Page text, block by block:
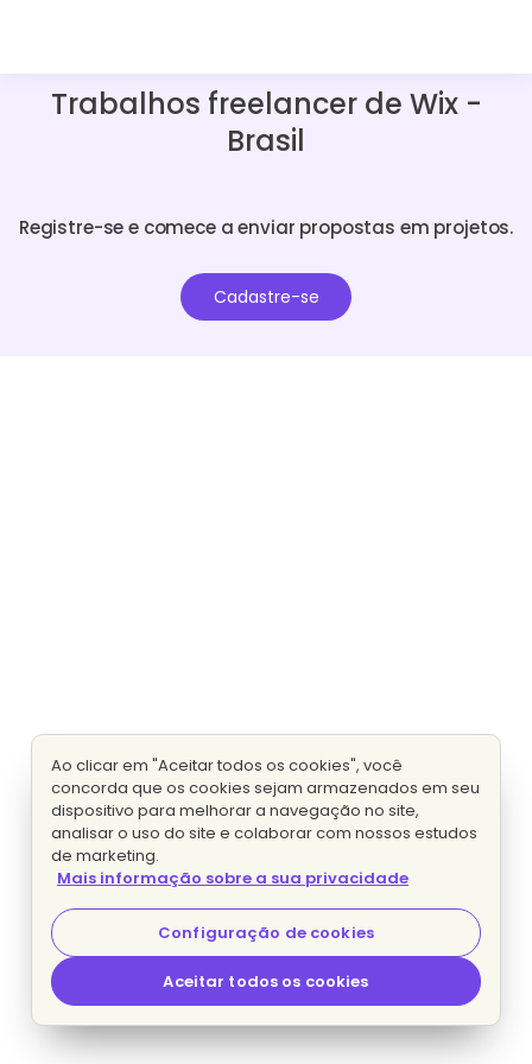
Trabalhos freelancer de Wix -
Brasil
Registre-se e comece a enviar propostas em projetos.
Cadastre-se
Ao clicar em "Aceitar todos os cookies", você
concorda que os cookies sejam armazenados em seu
dispositivo para melhorar a navegação no site,
analisar o uso do site e colaborar com nossos estudos
de marketing.
Mais informação sobre a sua privacidade
Configuração de cookies
Aceitar todos os cookies